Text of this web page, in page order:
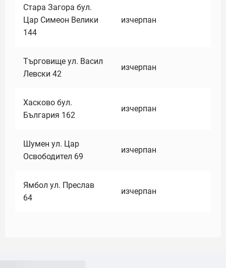
Стара Загора бул.
Цар Симеон Велики
144
изчерпан
Търговище ул. Васил
Левски 42
изчерпан
Хасково бул.
България 162
изчерпан
Шумен ул. Цар
Освободител 69
изчерпан
Ямбол ул. Преслав
64
изчерпан